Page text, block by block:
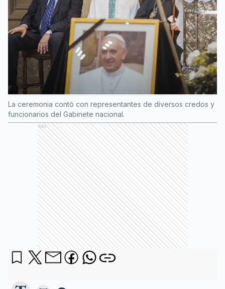
La ceremonia contó con representantes de diversos credos y
funcionarios del Gabinete nacional.
Ads